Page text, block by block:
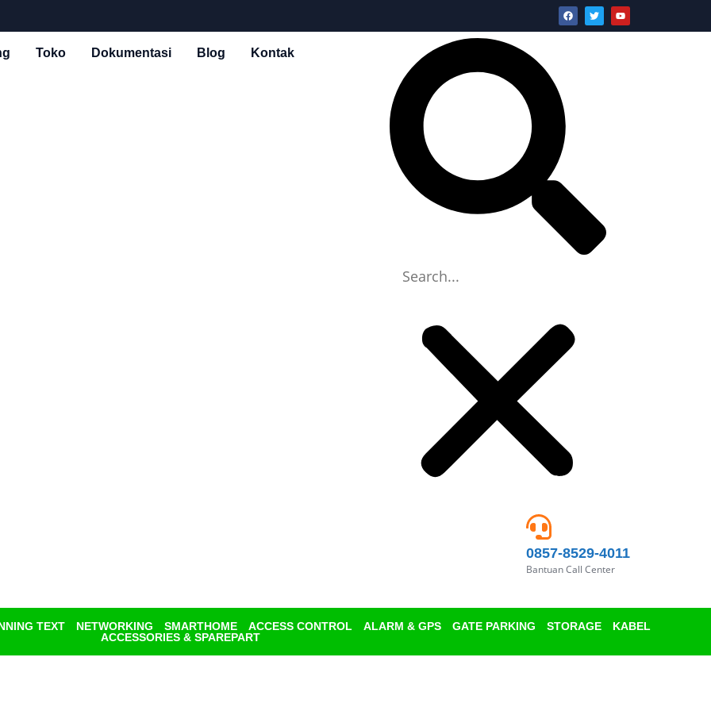
Toko Dokumentasi Blog Kontak
0857-8529-4011
Bantuan Call Center
TEXT NETWORKING SMARTHOME ACCESS CONTROL ALARM & GPS GATE PARKING STORAGE
KABEL
ACCESSORIES & SPAREPART